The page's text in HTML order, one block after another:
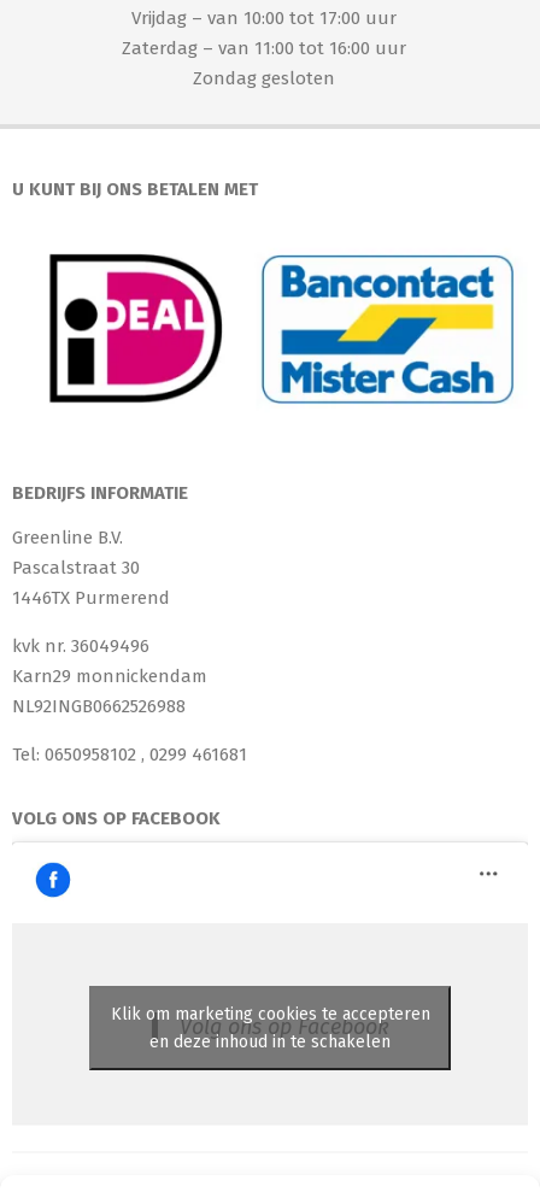
Vrijdag – van 10:00 tot 17:00 uur
Zaterdag – van 11:00 tot 16:00 uur
Zondag gesloten
U KUNT BIJ ONS BETALEN MET
BEDRIJFS INFORMATIE
Greenline B.V.
Pascalstraat 30
1446TX Purmerend
kvk nr. 36049496
Karn29 monnickendam
NL92INGB0662526988
Tel: 0650958102 , 0299 461681
VOLG ONS OP FACEBOOK
Volg ons op Facebook
Klik om marketing cookies te accepteren
en deze inhoud in te schakelen